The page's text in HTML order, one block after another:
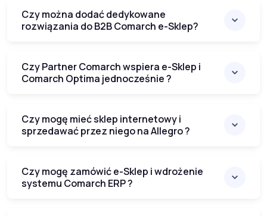
Czy można dodać dedykowane
rozwiązania do B2B Comarch e-Sklep?
Czy Partner Comarch wspiera e-Sklep i
Comarch Optima jednocześnie ?
Czy mogę mieć sklep internetowy i
sprzedawać przez niego na Allegro ?
Czy mogę zamówić e-Sklep i wdrożenie
systemu Comarch ERP ?